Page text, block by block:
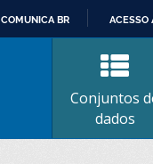
CONTEÚDO
COMUNICA BR ACESSO
Conjuntos
dados